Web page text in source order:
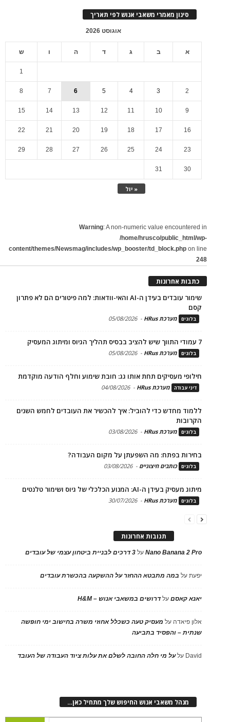
סינון מאמרי משאבי אנוש לפי תאריך
אוגוסט 2026
א ב ג ד ה ו ש
« יול
1
2
3
4
5
6
7
8
9
10
11
12
13
14
15
16
17
18
19
20
21
22
23
24
25
26
27
28
29
30
31
Warning: A non-numeric value encountered in
/home/hrusco/public_html/wp-
content/themes/Newsmag/includes/wp_booster/td_block.php on line
248
כתבות אחרונות
שימור עובדים בעידן ה-AI והאי-וודאות: למה פיטורים הם לא פתרון
קסם
בלוגים מערכת HRus -
05/08/2026
7 עמודי התווך שיש להציב בבסיס תהליך הגיוס ומיתוג המעסיק
בלוגים מערכת HRus -
05/08/2026
חילופי מעסיקים תחת אותו גג: חובת שימוע וחלף הודעה מוקדמת
דיני עבודה מערכת HRus -
04/08/2026
ללמוד מחדש כדי להוביל: איך להכשיר את העובדים לחמש השנים
הקרובות
בלוגים מערכת HRus -
03/08/2026
בחירות בפתח: מה השפעתן על מקום העבודה?
בלוגים כותבים חיצוניים -
03/08/2026
מיתוג מעסיק בעידן ה-AI: המנוע הכלכלי של גיוס ושימור טלנטים
בלוגים מערכת HRus -
30/07/2026
תגובות אחרונות
Nano Banana 2 Proעל 3 דרכים לבניית ביטחון עצמי של עובדים
יפעתעל במה מתבטא ההחזר על ההשקעה בהכשרת עובדים
יאנא קאסםעלדרושים במשאבי אנוש – H&M
אלון פיאדה על מעסיק טעה כשכלל אחוזי משרה בחישוב ימי חופשה
שנתית – והפסיד בתביעה
David עלעל מי חלה החובה לשלם את עלות ציוד העבודה של העובד
מנהל משאבי אנוש החיפוש שלך מתחיל כאן…